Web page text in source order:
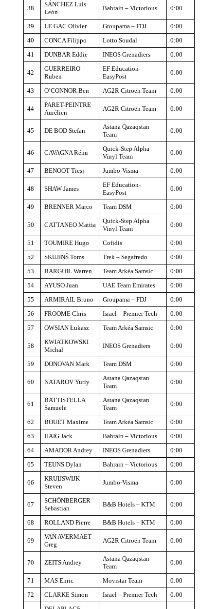
38
SÁNCHEZ Luis
León
Bahrain – Victorious 0:00
39 LE GAC Olivier Groupama – FDJ
0:00
40
CONCA Filippo Lotto Soudal
0:00
41
DUNBAR Eddie INEOS Grenadiers 0:00
42
GUERREIRO
Ruben
EF Education-
EasyPost
0:00
43 O’CONNOR Ben AG2R Citroën Team 0:00
44
PARET-PEINTRE
Aurélien
AG2R Citroën Team 0:00
45 DE BOD Stefan
Astana Qazaqstan
Team
0:00
46 CAVAGNA Rémi
Quick-Step Alpha
Vinyl Team
0:00
47 BENOOT Tiesj Jumbo-Visma 0:00
48 SHAW James
EF Education-
EasyPost
0:00
49 BRENNER Marco Team DSM 0:00
50 CATTANEO Mattia
Quick-Step Alpha
Vinyl Team
0:00
51 TOUMIRE Hugo Cofidis
0:00
52
SKUJIŅŠ Toms Trek – Segafredo
0:00
53
BARGUIL Warren Team Arkéa Samsic
0:00
54
AYUSO Juan UAE Team Emirates
0:00
55
ARMIRAIL Bruno Groupama – FDJ
0:00
56
FROOME Chris Israel – Premier Tech
0:00
57
OWSIAN Łukasz Team Arkéa Samsic 0:00
58
KWIATKOWSKI
Michał
INEOS Grenadiers 0:00
59 DONOVAN Mark Team DSM 0:00
60 NATAROV Yuriy
Astana Qazaqstan
Team
0:00
61
BATTISTELLA
Samuele
Astana Qazaqstan
Team
0:00
62 BOUET Maxime Team Arkéa Samsic
0:00
63
HAIG Jack Bahrain – Victorious
0:00
64
AMADOR Andrey INEOS Grenadiers
0:00
65
TEUNS Dylan Bahrain – Victorious 0:00
66
KRUIJSWIJK
Steven
Jumbo-Visma 0:00
67
SCHÖNBERGER
Sebastian
B&B Hotels – KTM 0:00
68 ROLLAND Pierre B&B Hotels – KTM 0:00
69
VAN AVERMAET
Greg
AG2R Citroën Team 0:00
70 ZEITS Andrey
Astana Qazaqstan
Team
0:00
71 MAS Enric Movistar Team
0:00
72
CLARKE Simon Israel – Premier Tech
0:00